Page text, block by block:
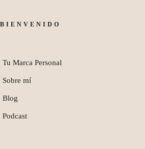
BIENVENIDO
Tu Marca Personal
Sobre mí
Blog
Podcast